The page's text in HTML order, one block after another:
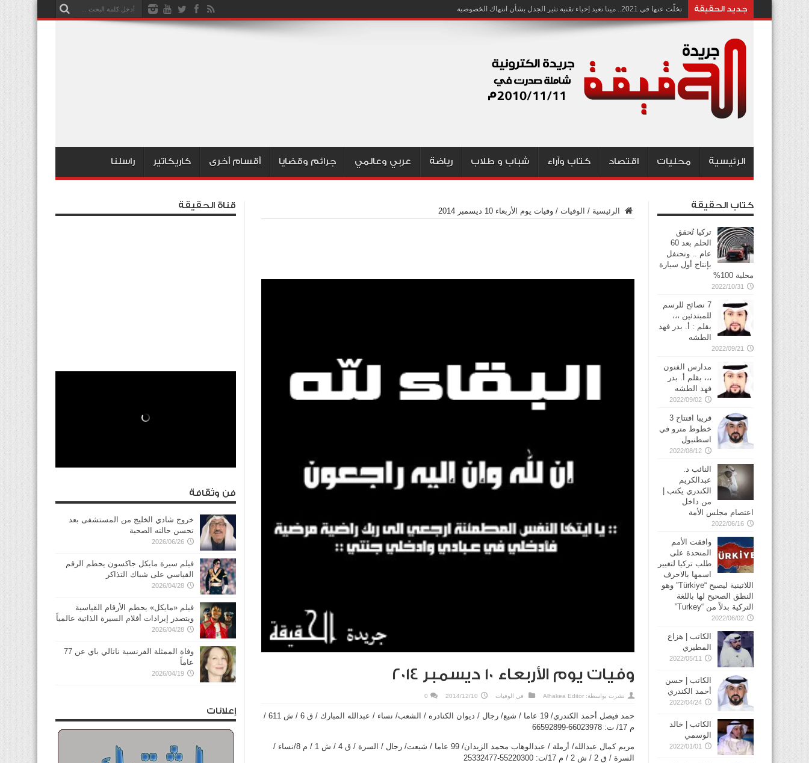
جديد الحقيقة تخلّت عنها في 2021.. ميتا تعيد إحياء تقنية تثير الجدل بشأن انتهاك الخصوصية
الرئيسية محليات اقتصاد كتاب وآراء شباب و طلاب رياضة عربي وعالمي جرائم وقضايا أقسام أخرى كاريكاتير راسلنا
الرئيسية / الوفيات / وفيات يوم الأربعاء 10 ديسمبر 2014
وفيات يوم الأربعاء 10 ديسمبر 2014
نشرت بواسطة: Alhakea Editor في الوفيات 2014/12/10
0
حمد فيصل أحمد الكندري/ 19 عاما / شيع/ رجال / ديوان الكنادره / الشعب/ نساء / عبدالله المبارك / ق 6 / ش 611 /
م 17/ ت: 66023978-66592899
مريم كمال عبدالله/ أرملة / عبدالوهاب محمد الزيدان/ 99 عاما / شيعت/ رجال / السرة / ق 4 / ش 1 / م 8/نساء /
السرة / ق 2 / ش 2 / م 17/ت: 55220300-25332477
كتاب الحقيقة
تركيا تُحقق
الحلم بعد 60
عام .. وتحتفل
بإنتاج أول سيارة
محلية 100%
2022/10/31
7 نصائح للرسم
للمبتدئين ،،،
بقلم : أ. بدر فهد
الطشه
2022/09/21
مدارس الفنون
،،، بقلم أ. بدر
فهد الطشه
2022/09/02
قريبا افتتاح 3
خطوط مترو في
2022/08/12
النائب د.
عبدالكريم
الكندري يكتب |
من داخل
اعتصام مجلس الأمة
2022/06/16
وافقت الأمم
المتحدة على
طلب تركيا لتغيير
اسمها بالاحرف
اللاتينية ليصبح “Türkiye” وهو
النطق الصحيح لها باللغة
التركية بدلاً من “Turkey”
2022/06/02
الكاتب | هزاع
المطيري
2022/05/11
الكاتب | حسن
أحمد الكندري
2022/04/24
الكاتب | خالد
الوسمي
2022/01/01
قناة الحقيقة
فن وثقافة
خروج شادي الخليج من المستشفى بعد
تحسن حالته الصحية
2026/06/26
فيلم سيرة مايكل جاكسون يحطم الرقم
القياسي على شباك التذاكر
2026/04/28
فيلم «مايكل» يحطم الأرقام القياسية
ويتصدر إيرادات أفلام السيرة الذاتية عالمياً
2026/04/28
وفاة الممثلة الفرنسية ناتالي باي عن 77
عاماً
2026/04/19
إعلانات